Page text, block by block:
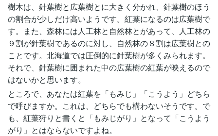
樹木は、針葉樹と広葉樹とに大きく分かれ、針葉樹のほう
の割合が少しだけ高いようです。紅葉になるのは広葉樹で
す。また、森林には人工林と自然林とがあって、人工林の
９割が針葉樹であるのに対し、自然林の８割は広葉樹との
ことです。北海道では圧倒的に針葉樹が多くみられます。
それで、針葉樹に囲まれた中の広葉樹の紅葉が映えるので
はないかと思います。
ところで、あなたは紅葉を「もみじ」「こうよう」どちら
で呼びますか。これは、どちらでも構わないそうです。で
も、紅葉狩りと書くと「もみじがり」となって「こうよう
がり」とはならないですよね。